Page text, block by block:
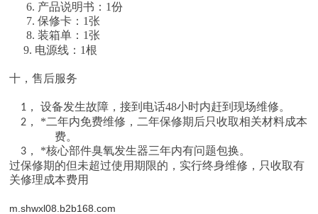
6. 产品说明书： 1份
7.保修卡： 1张
8.装箱单： 1张
9. 电源线： 1根
十，售后服务
1，设备发生故障，接到电话48小时内赶到现场维修。
2， *二年内免费维修， 二年保修期后只收取相关材料成本
费。
3， *核心部件臭氧发生器三年内有问题包换。
过保修期的但未超过使用期限的，实行终身维修，只收取有
关修理成本费用
m.shwxl08.b2b168.com